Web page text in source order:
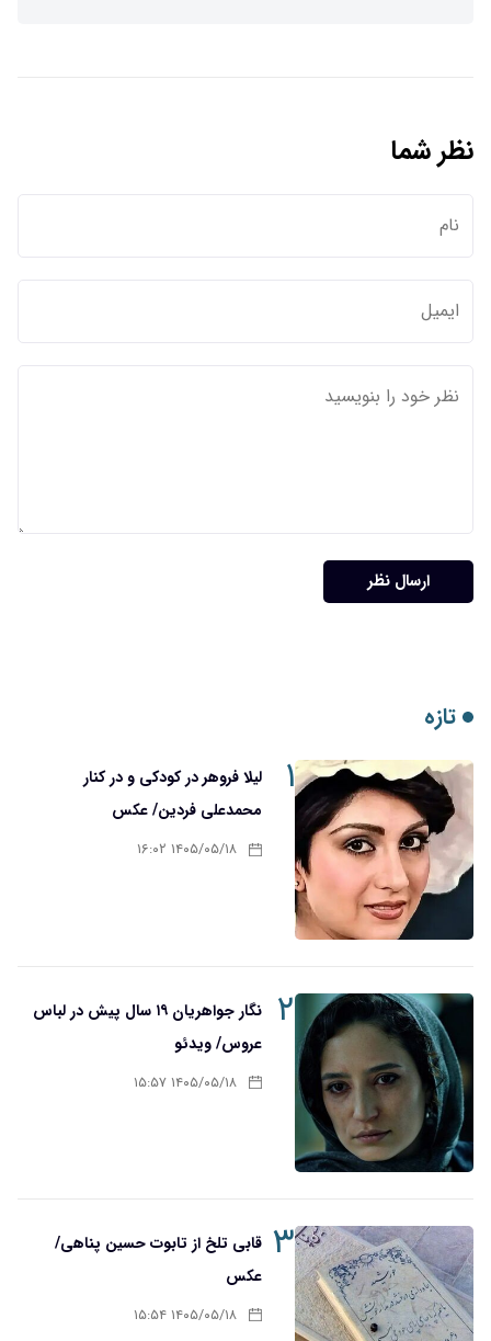
۱
لیلا فروهر در کودکی و در کنار
محمدعلی فردین/ عکس
۱۴۰۵/۰۵/۱۸ ۱۶:۰۲
۲
نگار جواهریان ۱۹ سال پیش در لباس
عروس/ ویدئو
۱۴۰۵/۰۵/۱۸ ۱۵:۵۷
۳ قابی تلخ از تابوت حسین پناهی/
عکس
۱۴۰۵/۰۵/۱۸ ۱۵:۵۴